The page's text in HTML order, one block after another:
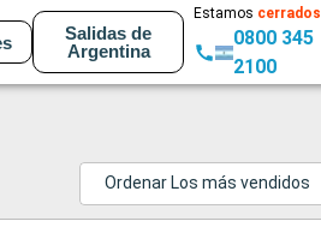
Salidas de
Argentina
Estamos cerrados
0800 345
2100
Ordenar Los más vendidos